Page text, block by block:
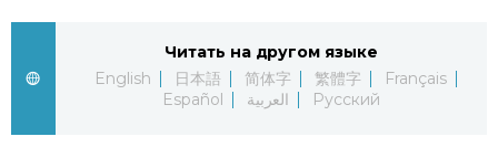
العربية
Читать на другом языке
English
日本語 简体字 繁體字
Français
Español
العربية Русский